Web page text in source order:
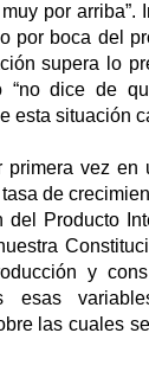
por arriba”.
por boca del
supera lo
“no dice de
esta situación
primera vez en
de
del Producto
y
esas
las cuales